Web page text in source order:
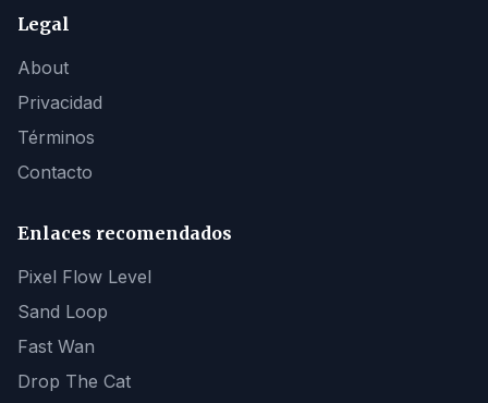
Legal
About
Privacidad
Términos
Contacto
Enlaces recomendados
Pixel Flow Level
Sand Loop
Fast Wan
Drop The Cat